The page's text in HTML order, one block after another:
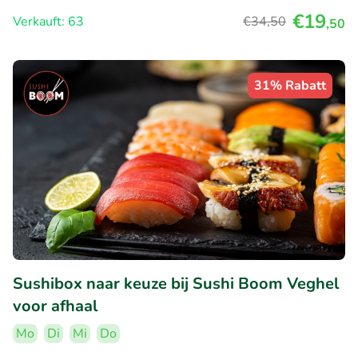
Verkauft: 63
€34,50 €19,50
31% Rabatt
Sushibox naar keuze bij Sushi Boom Veghel
voor afhaal
Mo Di Mi Do